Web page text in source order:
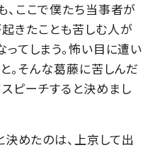
、ここで僕たち当事者が
きたことも苦しむ人が
ってしまう。怖い目に遭い
。そんな葛藤に苦しんだ
ピーチすると決めまし
めたのは、上京して出